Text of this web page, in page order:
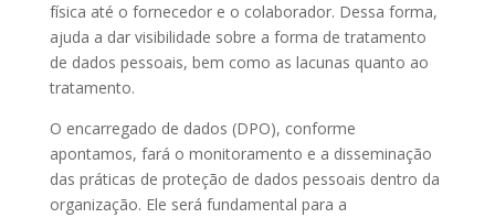
física até o fornecedor e o colaborador. Dessa forma,
ajuda a dar visibilidade sobre a forma de tratamento
de dados pessoais, bem como as lacunas quanto ao
tratamento.
O encarregado de dados (DPO), conforme
apontamos, fará o monitoramento e a disseminação
das práticas de proteção de dados pessoais dentro da
organização. Ele será fundamental para a